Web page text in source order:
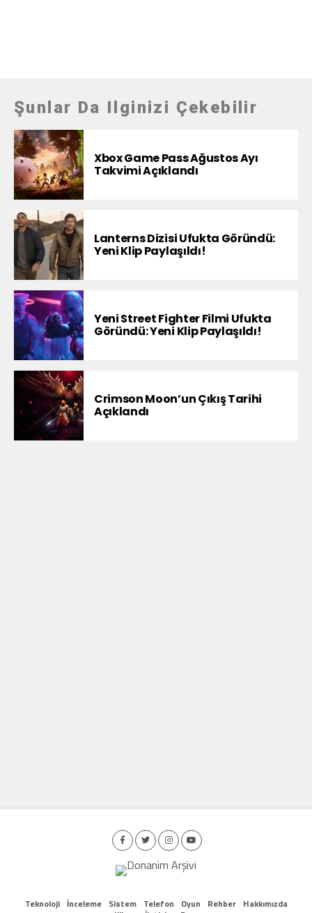
Şunlar Da Ilginizi Çekebilir
Xbox Game Pass Ağustos Ayı
Takvimi Açıklandı
Lanterns Dizisi Ufukta Göründü:
Yeni Klip Paylaşıldı!
Yeni Street Fighter Filmi Ufukta
Göründü: Yeni Klip Paylaşıldı!
Crimson Moon’un Çıkış Tarihi
Açıklandı
Teknoloji İnceleme Sistem Telefon Oyun Rehber
Hakkımızda